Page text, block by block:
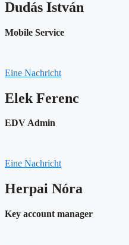
Dudás István
Mobile Service
Eine Nachricht
Elek Ferenc
EDV Admin
Eine Nachricht
Herpai Nóra
Key account manager